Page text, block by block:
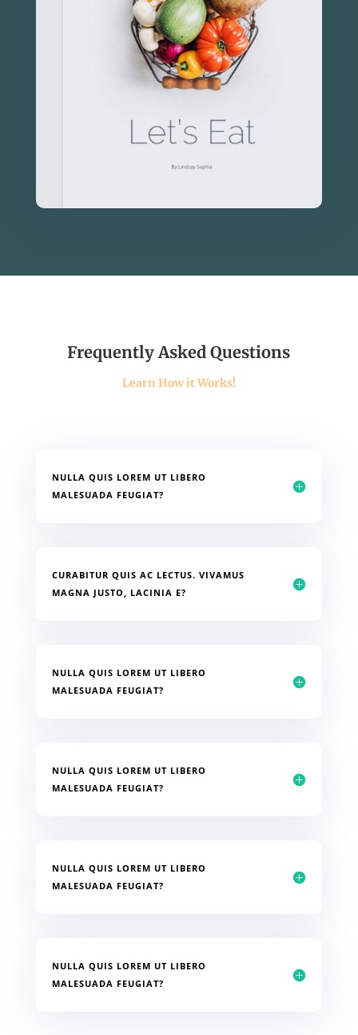
Frequently Asked Questions
Learn How it Works!
NULLA QUIS LOREM UT LIBERO
MALESUADA FEUGIAT?
CURABITUR QUIS AC LECTUS. VIVAMUS
MAGNA JUSTO, LACINIA E?
NULLA QUIS LOREM UT LIBERO
MALESUADA FEUGIAT?
NULLA QUIS LOREM UT LIBERO
MALESUADA FEUGIAT?
NULLA QUIS LOREM UT LIBERO
MALESUADA FEUGIAT?
NULLA QUIS LOREM UT LIBERO
MALESUADA FEUGIAT?